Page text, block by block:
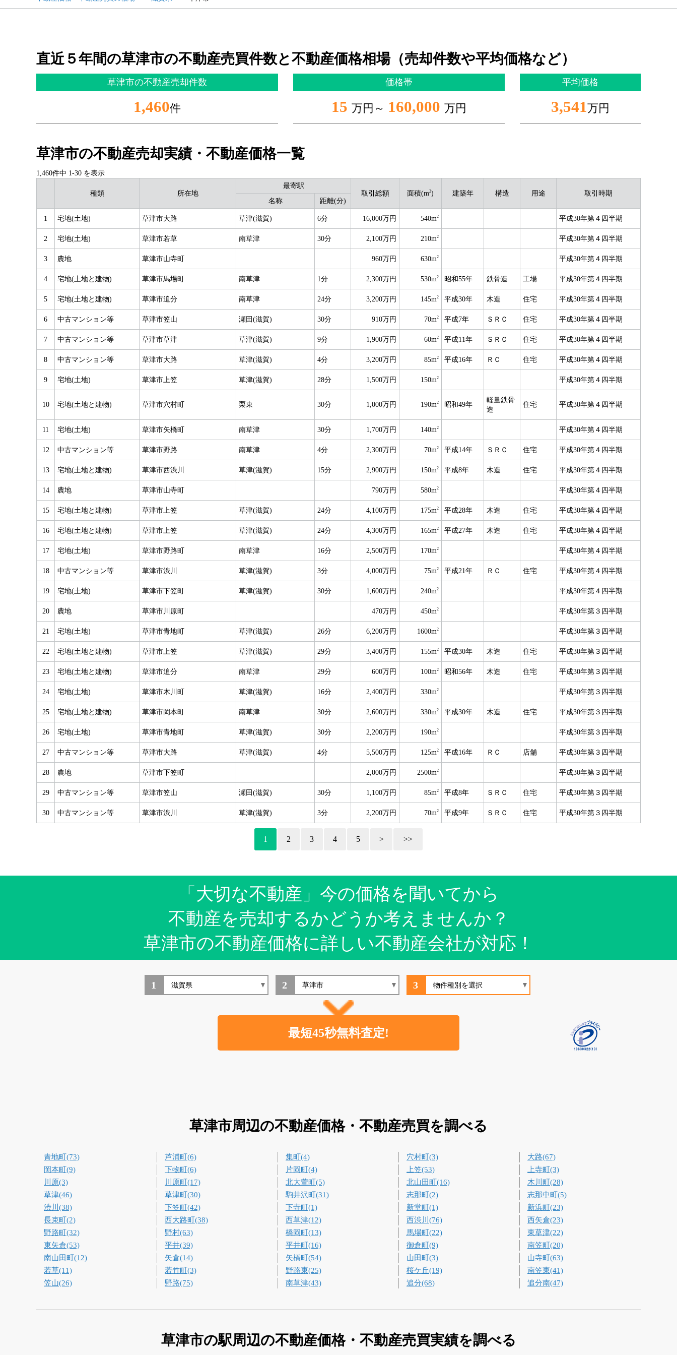
直近５年間の草津市の不動産売買件数と不動産価格相場（売却件数や平均価格など）
草津市の不動産売却件数
1,460件
価格帯
15 万円～ 160,000 万円
平均価格
3,541万円
草津市の不動産売却実績・不動産価格一覧
1,460件中 1-30 を表示
種類 所在地
最寄駅
取引総額
面積(m2) 建築年 構造 用途
取引時期
名称
距離(分)
1 宅地(土地) 草津市大路 草津(滋賀) 6分 16,000万円 540m2 平成30年第４四半期
2 宅地(土地) 草津市若草 南草津 30分 2,100万円 210m2 平成30年第４四半期
3 農地 草津市山寺町 960万円 630m2 平成30年第４四半期
4 宅地(土地と建物) 草津市馬場町 南草津 1分 2,300万円 530m2 昭和55年 鉄骨造 工場 平成30年第４四半期
5 宅地(土地と建物) 草津市追分 南草津 24分 3,200万円 145m2 平成30年 木造 住宅 平成30年第４四半期
6 中古マンション等 草津市笠山 瀬田(滋賀) 30分 910万円 70m2 平成7年 ＳＲＣ 住宅 平成30年第４四半期
7 中古マンション等 草津市草津 草津(滋賀) 9分 1,900万円 60m2 平成11年 ＳＲＣ 住宅 平成30年第４四半期
8 中古マンション等 草津市大路 草津(滋賀) 4分 3,200万円 85m2 平成16年 ＲＣ 住宅 平成30年第４四半期
9 宅地(土地) 草津市上笠 草津(滋賀) 28分 1,500万円 150m2 平成30年第４四半期
10 宅地(土地と建物) 草津市穴村町 栗東 30分 1,000万円 190m2 昭和49年
軽量鉄骨
造
住宅 平成30年第４四半期
11 宅地(土地) 草津市矢橋町 南草津 30分 1,700万円 140m2 平成30年第４四半期
12 中古マンション等 草津市野路 南草津 4分 2,300万円 70m2 平成14年 ＳＲＣ 住宅 平成30年第４四半期
13 宅地(土地と建物) 草津市西渋川 草津(滋賀) 15分 2,900万円 150m2 平成8年 木造 住宅 平成30年第４四半期
14 農地 草津市山寺町 790万円 580m2 平成30年第４四半期
15 宅地(土地と建物) 草津市上笠 草津(滋賀) 24分 4,100万円 175m2 平成28年 木造 住宅 平成30年第４四半期
16 宅地(土地と建物) 草津市上笠 草津(滋賀) 24分 4,300万円 165m2 平成27年 木造 住宅 平成30年第４四半期
17 宅地(土地) 草津市野路町 南草津 16分 2,500万円 170m2 平成30年第４四半期
18 中古マンション等 草津市渋川 草津(滋賀) 3分 4,000万円 75m2 平成21年 ＲＣ 住宅 平成30年第４四半期
19 宅地(土地) 草津市下笠町 草津(滋賀) 30分 1,600万円 240m2 平成30年第４四半期
20 農地 草津市川原町 470万円 450m2 平成30年第３四半期
21 宅地(土地) 草津市青地町 草津(滋賀) 26分 6,200万円 1600m2 平成30年第３四半期
22 宅地(土地と建物) 草津市上笠 草津(滋賀) 29分 3,400万円 155m2 平成30年 木造 住宅 平成30年第３四半期
23 宅地(土地と建物) 草津市追分 南草津 29分 600万円 100m2 昭和56年 木造 住宅 平成30年第３四半期
24 宅地(土地) 草津市木川町 草津(滋賀) 16分 2,400万円 330m2 平成30年第３四半期
25 宅地(土地と建物) 草津市岡本町 南草津 30分 2,600万円 330m2 平成30年 木造 住宅 平成30年第３四半期
26 宅地(土地) 草津市青地町 草津(滋賀) 30分 2,200万円 190m2 平成30年第３四半期
27 中古マンション等 草津市大路 草津(滋賀) 4分 5,500万円 125m2 平成16年 ＲＣ 店舗 平成30年第３四半期
28 農地 草津市下笠町 2,000万円 2500m2 平成30年第３四半期
29 中古マンション等 草津市笠山 瀬田(滋賀) 30分 1,100万円 85m2 平成8年 ＳＲＣ 住宅 平成30年第３四半期
30 中古マンション等 草津市渋川 草津(滋賀) 3分 2,200万円 70m2 平成9年 ＳＲＣ 住宅 平成30年第３四半期
1 2 3 4 5 > >>
「大切な不動産」今の価格を聞いてから
不動産を売却するかどうか考えませんか？
草津市の不動産価格に詳しい不動産会社が対応！
1 2 3
草津市周辺の不動産価格・不動産売買を調べる
青地町(73) 芦浦町(6) 集町(4) 穴村町(3)
大路(67)
岡本町(9)
下物町(6) 片岡町(4) 上笠(53)
上寺町(3)
川原(3)
川原町(17) 北大萱町(5) 北山田町(16)
木川町(28)
草津(46)
草津町(30) 駒井沢町(31) 志那町(2)
志那中町(5)
渋川(38)
下笠町(42) 下寺町(1) 新堂町(1)
新浜町(23)
長束町(2)
西大路町(38) 西草津(12) 西渋川(76)
西矢倉(23)
野路町(32)
野村(63) 橋岡町(13) 馬場町(22)
東草津(22)
東矢倉(53)
平井(39) 平井町(16) 御倉町(9)
南笠町(20)
南山田町(12)
矢倉(14) 矢橋町(54) 山田町(3)
山寺町(63)
若草(11)
若竹町(3) 野路東(25) 桜ケ丘(19)
南笠東(41)
笠山(26)
野路(75) 南草津(43) 追分(68) 追分南(47)
草津市の駅周辺の不動産価格・不動産売買実績を調べる